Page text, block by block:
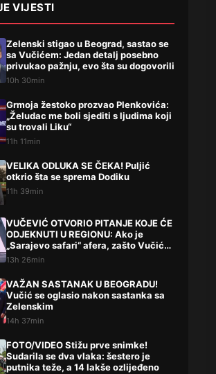
VIJESTI
Zelenski stigao u Beograd, sastao se
sa Vučićem: Jedan detalj posebno
privukao pažnju, evo šta su dogovorili
10h 30min
Grmoja žestoko prozvao Plenkovića:
„Želudac me boli sjediti s ljudima koji
su trovali Liku“
11h 11min
VELIKA ODLUKA SE ČEKA! Puljić
otkrio šta se sprema Dodiku
11h 39min
VUČEVIĆ OTVORIO PITANJE KOJE ĆE
ODJEKNUTI U REGIONU: Ako je
„Sarajevo safari“ afera, zašto Vučića
niste procesuirali?!
13h 26min
VAŽAN SASTANAK U BEOGRADU!
Vučić se oglasio nakon sastanka sa
Zelenskim
14h 37min
FOTO/VIDEO Stižu prve snimke!
Sudarila se dva vlaka: šestero je
putnika teže, a 14 lakše ozlijeđeno